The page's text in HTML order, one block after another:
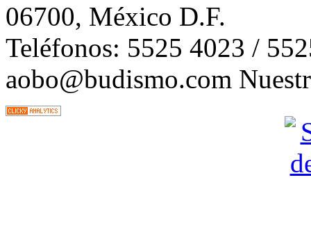
06700, México D.F.
Teléfonos: 5525 4023 /
aobo@budismo.com